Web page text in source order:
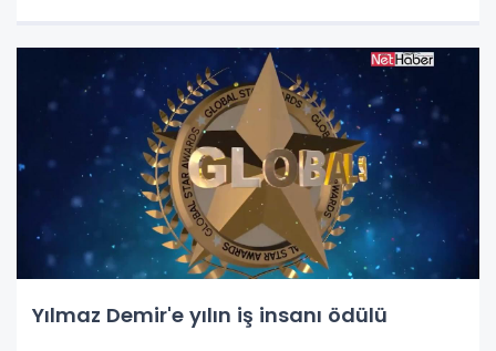
Yılmaz Demir'e yılın iş insanı ödülü